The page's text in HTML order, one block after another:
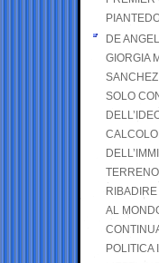
DE
GIORGIA
SOLO
AL
POLITICA